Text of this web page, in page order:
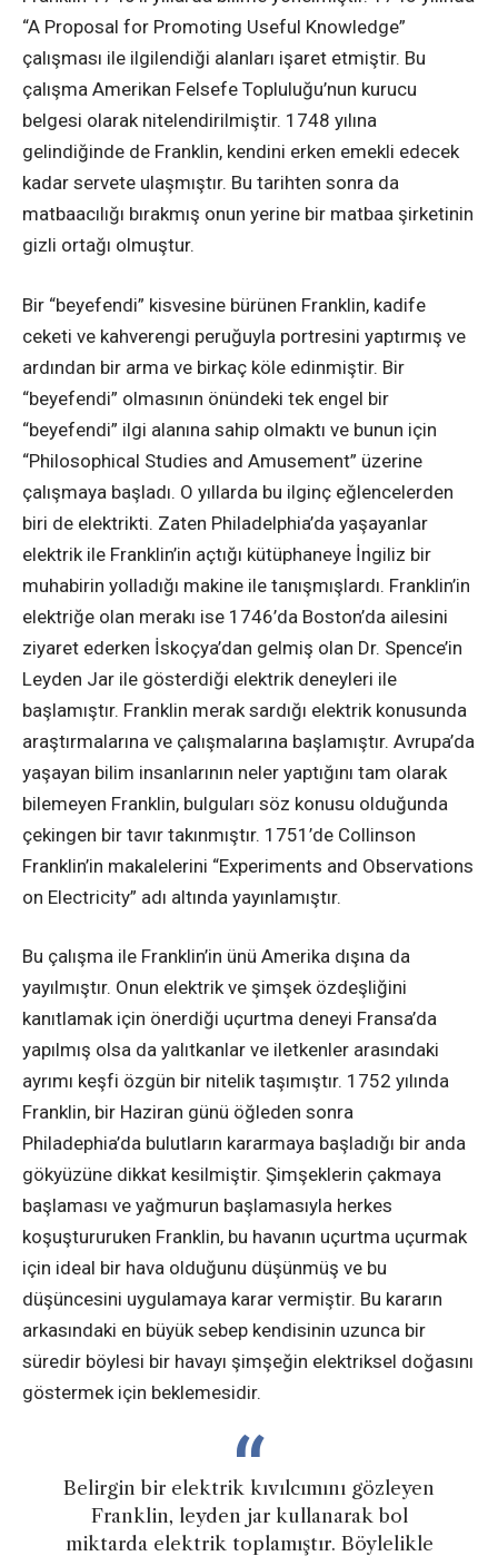
“A Proposal for Promoting Useful Knowledge”
çalışması ile ilgilendiği alanları işaret etmiştir. Bu
çalışma Amerikan Felsefe Topluluğu’nun kurucu
belgesi olarak nitelendirilmiştir. 1748 yılına
gelindiğinde de Franklin, kendini erken emekli edecek
kadar servete ulaşmıştır. Bu tarihten sonra da
matbaacılığı bırakmış onun yerine bir matbaa şirketinin
gizli ortağı olmuştur.
Bir “beyefendi” kisvesine bürünen Franklin, kadife
ceketi ve kahverengi peruğuyla portresini yaptırmış ve
ardından bir arma ve birkaç köle edinmiştir. Bir
“beyefendi” olmasının önündeki tek engel bir
“beyefendi” ilgi alanına sahip olmaktı ve bunun için
“Philosophical Studies and Amusement” üzerine
çalışmaya başladı. O yıllarda bu ilginç eğlencelerden
biri de elektrikti. Zaten Philadelphia’da yaşayanlar
elektrik ile Franklin’in açtığı kütüphaneye İngiliz bir
muhabirin yolladığı makine ile tanışmışlardı. Franklin’in
elektriğe olan merakı ise 1746’da Boston’da ailesini
ziyaret ederken İskoçya’dan gelmiş olan Dr. Spence’in
Leyden Jar ile gösterdiği elektrik deneyleri ile
başlamıştır. Franklin merak sardığı elektrik konusunda
araştırmalarına ve çalışmalarına başlamıştır. Avrupa’da
yaşayan bilim insanlarının neler yaptığını tam olarak
bilemeyen Franklin, bulguları söz konusu olduğunda
çekingen bir tavır takınmıştır. 1751’de Collinson
Franklin’in makalelerini “Experiments and Observations
on Electricity” adı altında yayınlamıştır.
Bu çalışma ile Franklin’in ünü Amerika dışına da
yayılmıştır. Onun elektrik ve şimşek özdeşliğini
kanıtlamak için önerdiği uçurtma deneyi Fransa’da
yapılmış olsa da yalıtkanlar ve iletkenler arasındaki
ayrımı keşfi özgün bir nitelik taşımıştır. 1752 yılında
Franklin, bir Haziran günü öğleden sonra
Philadephia’da bulutların kararmaya başladığı bir anda
gökyüzüne dikkat kesilmiştir. Şimşeklerin çakmaya
başlaması ve yağmurun başlamasıyla herkes
koşuştururuken Franklin, bu havanın uçurtma uçurmak
için ideal bir hava olduğunu düşünmüş ve bu
düşüncesini uygulamaya karar vermiştir. Bu kararın
arkasındaki en büyük sebep kendisinin uzunca bir
süredir böylesi bir havayı şimşeğin elektriksel doğasını
göstermek için beklemesidir.
Belirgin bir elektrik kıvılcımını gözleyen
Franklin, leyden jar kullanarak bol
miktarda elektrik toplamıştır. Böylelikle